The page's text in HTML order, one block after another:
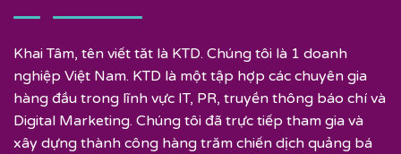
Khai Tâm, tên viết tăt là KTD. Chúng tôi là 1 doanh
nghiệp Việt Nam. KTD là một tập hợp các chuyên gia
hàng đầu trong lĩnh vực IT, PR, truyền thông báo chí và
Digital Marketing. Chúng tôi đã trực tiếp tham gia và
xây dựng thành công hàng trăm chiến dịch quảng bá